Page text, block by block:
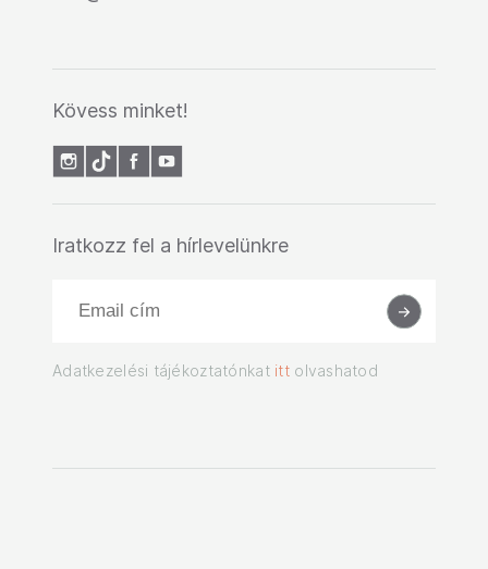
Kövess minket!
Iratkozz fel a hírlevelünkre
Adatkezelési tájékoztatónkat ittolvashatod